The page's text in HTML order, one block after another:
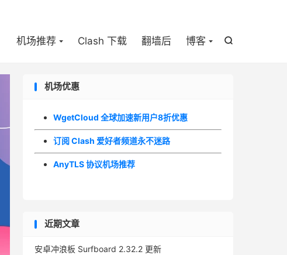

机场推荐 Clash 下载 翻墙后 博客
机场优惠
WgetCloud 全球加速新用户8折优惠
订阅 Clash 爱好者频道永不迷路
AnyTLS 协议机场推荐
近期文章
安卓冲浪板 Surfboard 2.32.2 更新